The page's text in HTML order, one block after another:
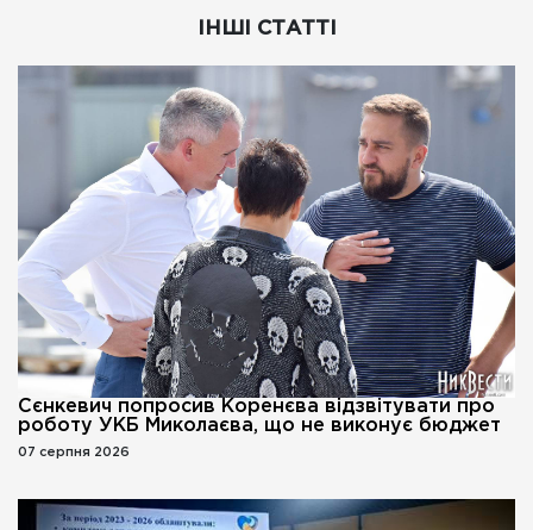
ІНШІ СТАТТІ
Сєнкевич попросив Коренєва відзвітувати про
роботу УКБ Миколаєва, що не виконує бюджет
07 серпня 2026